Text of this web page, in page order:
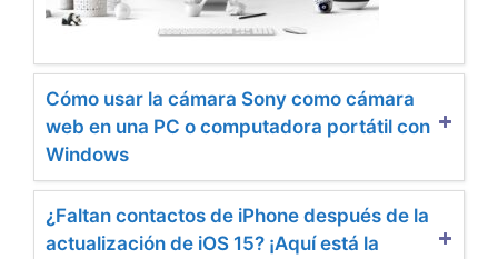
Cómo usar la cámara Sony como cámara
web en una PC o computadora portátil con
Windows
¿Faltan contactos de iPhone después de la
actualización de iOS 15? ¡Aquí está la